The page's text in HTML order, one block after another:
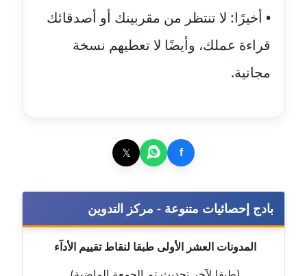
مدونة أميرة اسماعيل
عاملة
مدونة انجي مطاوع
مدونة آيات القاضي
عاملة
• أخيرًا: لا تنتظر من مقربينك أو أصدقائك
قراءة عملك، وأيضًا لا تعطيهم نسخة
مجانية.
f
𝕏
بادج إحصائيات متنوعة - مركز التدوين
المدونات العشر الأولى طبقا لنقاط تقييم الأدآء